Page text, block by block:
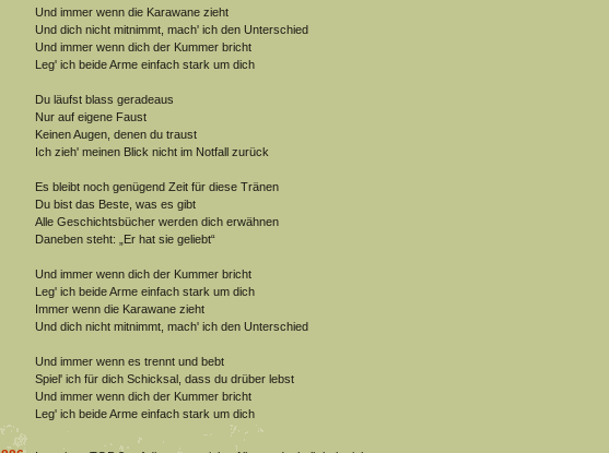
Und immer wenn die Karawane zieht
Und dich nicht mitnimmt, mach' ich den Unterschied
Und immer wenn dich der Kummer bricht
Leg' ich beide Arme einfach stark um dich
Du läufst blass geradeaus
Nur auf eigene Faust
Keinen Augen, denen du traust
Ich zieh' meinen Blick nicht im Notfall zurück
Es bleibt noch genügend Zeit für diese Tränen
Du bist das Beste, was es gibt
Alle Geschichtsbücher werden dich erwähnen
Daneben steht: „Er hat sie geliebt“
Und immer wenn dich der Kummer bricht
Leg' ich beide Arme einfach stark um dich
Immer wenn die Karawane zieht
Und dich nicht mitnimmt, mach' ich den Unterschied
Und immer wenn es trennt und bebt
Spiel' ich für dich Schicksal, dass du drüber lebst
Und immer wenn dich der Kummer bricht
Leg' ich beide Arme einfach stark um dich